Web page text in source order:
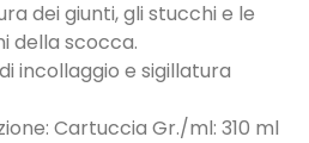
dei giunti, gli stucchi e le
della scocca.
incollaggio e sigillatura
Cartuccia Gr./ml: 310 ml